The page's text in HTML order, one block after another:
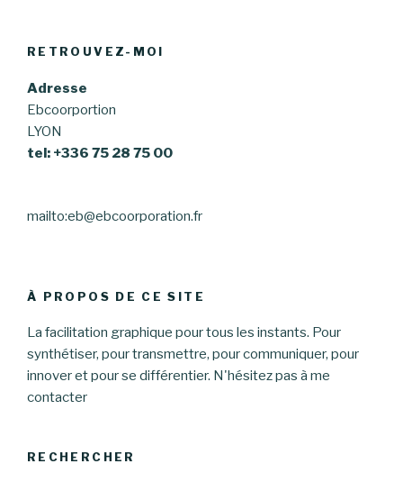
RETROUVEZ-MOI
Adresse
Ebcoorportion
LYON
tel: +336 75 28 75 00
mailto:eb@ebcoorporation.fr
À PROPOS DE CE SITE
La facilitation graphique pour tous les instants. Pour
synthétiser, pour transmettre, pour communiquer, pour
innover et pour se différentier. N'hésitez pas à me
contacter
RECHERCHER